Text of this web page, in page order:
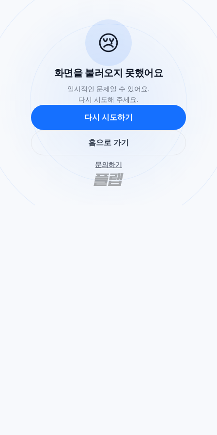
😢
화면을 불러오지 못했어요
일시적인 문제일 수 있어요.
다시 시도해 주세요.
다시 시도하기
홈으로 가기
문의하기